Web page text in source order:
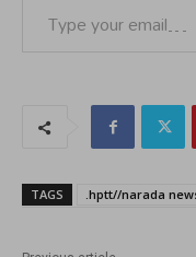
TAGS .hptt//narada